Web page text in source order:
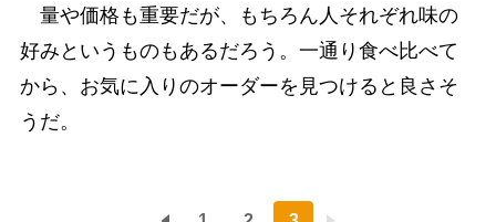
量や価格も重要だが、もちろん人それぞれ味の
好みというものもあるだろう。一通り食べ比べて
から、お気に入りのオーダーを見つけると良さそ
うだ。